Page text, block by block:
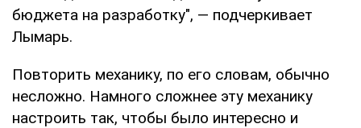
бюджета на разработку", — подчеркивает
Лымарь.
Повторить механику, по его словам, обычно
несложно. Намного сложнее эту механику
настроить так, чтобы было интересно и